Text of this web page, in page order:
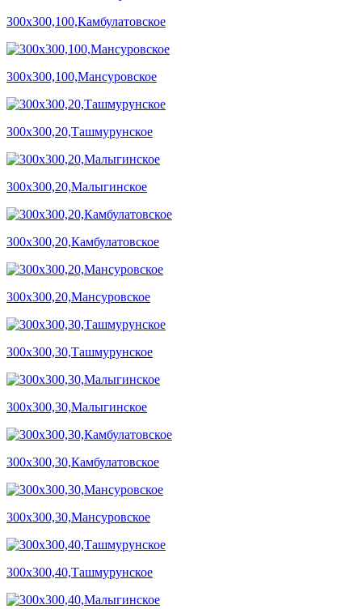
300х300,100,Камбулатовское
300х300,100,Мансуровское
300х300,20,Ташмурунское
300х300,20,Малыгинское
300х300,20,Камбулатовское
300х300,20,Мансуровское
300х300,30,Ташмурунское
300х300,30,Малыгинское
300х300,30,Камбулатовское
300х300,30,Мансуровское
300х300,40,Ташмурунское